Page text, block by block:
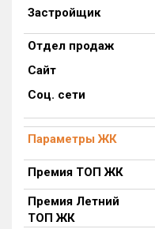
Рейтинг ЕРЗ
Найдено:
Жилых комплексов
Многоквартирных домов
Блокированных домов
Домов с апартаментами
Поселков таунхаусов
Блокированных домов
Застройщик
Отдел продаж
Сайт
Соц. сети
Параметры ЖК
Премия ТОП ЖК
Премия Летний
ТОП ЖК